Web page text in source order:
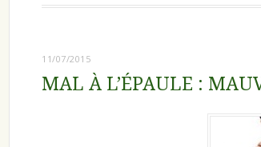
11/07/2015
MAL À L’ÉPAULE :